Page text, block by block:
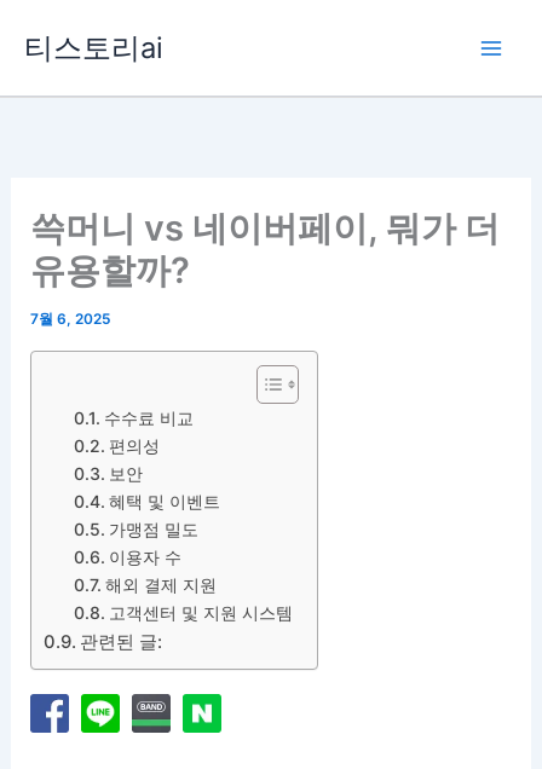
티스토리ai
쓱머니 vs 네이버페이, 뭐가 더
유용할까?
7월 6, 2025
수수료 비교
편의성
보안
혜택 및 이벤트
가맹점 밀도
이용자 수
해외 결제 지원
고객센터 및 지원 시스템
관련된 글: